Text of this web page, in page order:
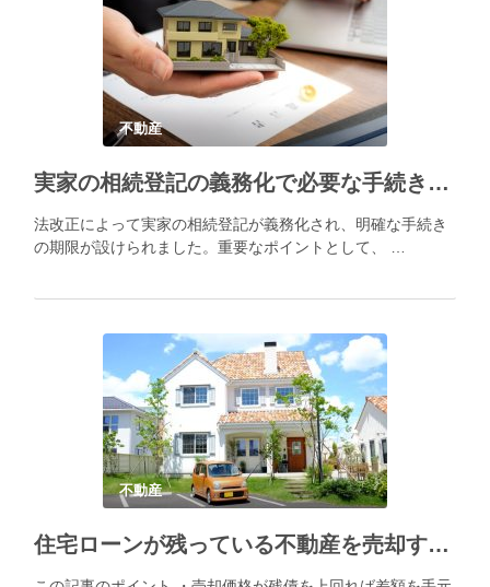
不動産
実家の相続登記の義務化で必要な手続きとポイント
法改正によって実家の相続登記が義務化され、明確な手続き
の期限が設けられました。重要なポイントとして、 …
不動産
住宅ローンが残っている不動産を売却する方法